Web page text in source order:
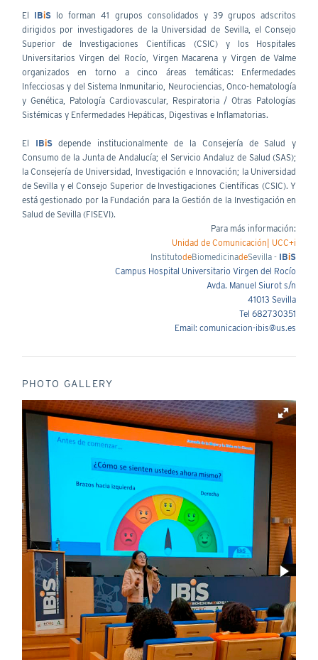
El IBiSlo forman 41 grupos consolidados y 39 grupos adscritos
dirigidos por investigadores de la Universidad de Sevilla, el Consejo
Superior de Investigaciones Científicas (CSIC) y los Hospitales
Universitarios Virgen del Rocío, Virgen Macarena y Virgen de Valme
organizados en torno a cinco áreas temáticas: Enfermedades
Infecciosas y del Sistema Inmunitario, Neurociencias, Onco-hematología
y Genética, Patología Cardiovascular, Respiratoria / Otras Patologías
Sistémicas y Enfermedades Hepáticas, Digestivas e Inflamatorias.
El IBiSdepende institucionalmente de la Consejería de Salud y
Consumo de la Junta de Andalucía; el Servicio Andaluz de Salud (SAS);
la Consejería de Universidad, Investigación e Innovación; la Universidad
de Sevilla y el Consejo Superior de Investigaciones Científicas (CSIC). Y
está gestionado por la Fundación para la Gestión de la Investigación en
Salud de Sevilla (FISEVI).
Para más información:
Unidad de Comunicación| UCC+i
InstitutodeBiomedicinadeSevilla - IBiS
Campus Hospital Universitario Virgen del Rocío
Avda. Manuel Siurot s/n
41013 Sevilla
Tel 682730351
Email: comunicacion-ibis@us.es
PHOTO GALLERY